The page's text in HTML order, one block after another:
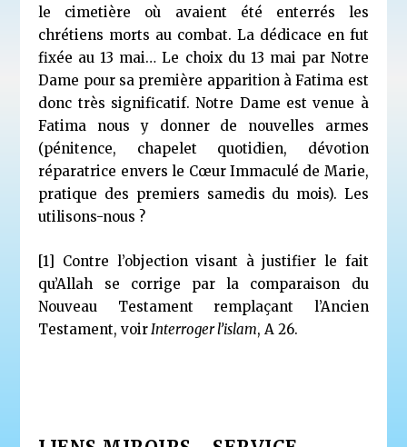
le cimetière où avaient été enterrés les
chrétiens morts au combat. La dédicace en fut
fixée au 13 mai… Le choix du 13 mai par Notre
Dame pour sa première apparition à Fatima est
donc très significatif. Notre Dame est venue à
Fatima nous y donner de nouvelles armes
(pénitence, chapelet quotidien, dévotion
réparatrice envers le Cœur Immaculé de Marie,
pratique des premiers samedis du mois). Les
utilisons-nous ?
[1] Contre l’objection visant à justifier le fait
qu’Allah se corrige par la comparaison du
Nouveau Testament remplaçant l’Ancien
Testament, voirInterroger l’islam, A 26.